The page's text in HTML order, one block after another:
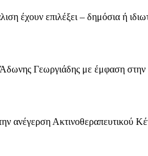
έχουν επιλέξει – δημόσια ή
Άδωνης Γεωργιάδης με έμφαση
ανέγερση Ακτινοθεραπευτικού